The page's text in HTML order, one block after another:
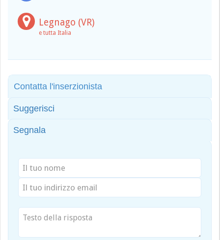
Legnago (VR)
e tutta Italia
Contatta l'inserzionista
Suggerisci
Segnala